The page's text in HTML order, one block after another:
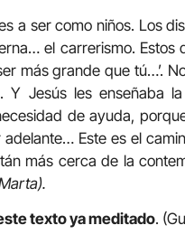
a ser como niños. Los
el carrerismo.
más grande que tú…’.
Y Jesús les enseñaba
de ayuda,
Este es el
más cerca de la
texto ya meditado.